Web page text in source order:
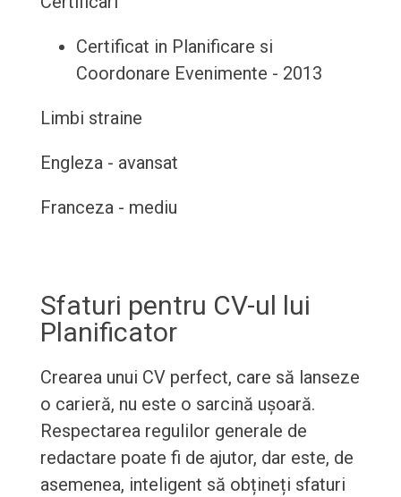
Certificat in Planificare si
Coordonare Evenimente - 2013
Limbi straine
Engleza - avansat
Franceza - mediu
Sfaturi pentru CV-ul lui
Planificator
Crearea unui CV perfect, care să lanseze
o carieră, nu este o sarcină ușoară.
Respectarea regulilor generale de
redactare poate fi de ajutor, dar este, de
asemenea, inteligent să obțineți sfaturi